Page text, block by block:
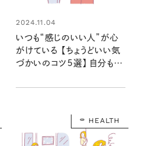
2024.11.04
いつも“感じのいい人”が心
がけている 【ちょうどいい気
づかいのコツ5選】 自分も相
HEALTH